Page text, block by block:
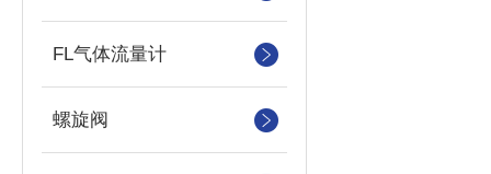
FL气体流量计
螺旋阀